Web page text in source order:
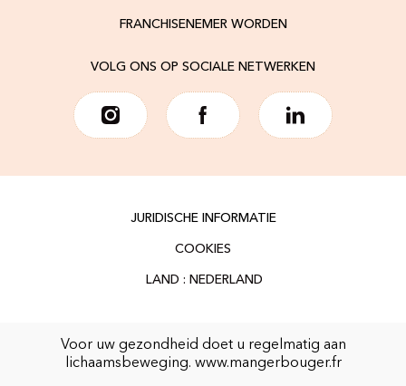
FRANCHISENEMER WORDEN
VOLG ONS OP SOCIALE NETWERKEN
JURIDISCHE INFORMATIE
COOKIES
Voor uw gezondheid doet u regelmatig aan
lichaamsbeweging. www.mangerbouger.fr